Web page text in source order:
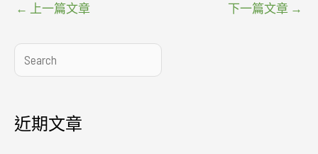
← 上一篇文章 下一篇文章 →
搜
尋
近期文章